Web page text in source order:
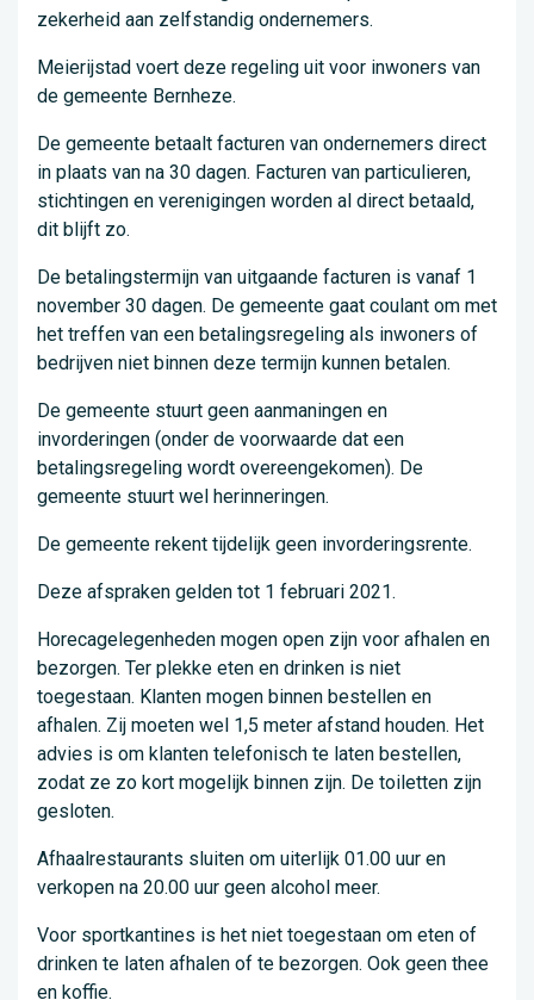
zekerheid aan zelfstandig ondernemers.
Meierijstad voert deze regeling uit voor inwoners van
de gemeente Bernheze.
De gemeente betaalt facturen van ondernemers direct
in plaats van na 30 dagen. Facturen van particulieren,
stichtingen en verenigingen worden al direct betaald,
dit blijft zo.
De betalingstermijn van uitgaande facturen is vanaf 1
november 30 dagen. De gemeente gaat coulant om met
het treffen van een betalingsregeling als inwoners of
bedrijven niet binnen deze termijn kunnen betalen.
De gemeente stuurt geen aanmaningen en
invorderingen (onder de voorwaarde dat een
betalingsregeling wordt overeengekomen). De
gemeente stuurt wel herinneringen.
De gemeente rekent tijdelijk geen invorderingsrente.
Deze afspraken gelden tot 1 februari 2021.
Horecagelegenheden mogen open zijn voor afhalen en
bezorgen. Ter plekke eten en drinken is niet
toegestaan. Klanten mogen binnen bestellen en
afhalen. Zij moeten wel 1,5 meter afstand houden. Het
advies is om klanten telefonisch te laten bestellen,
zodat ze zo kort mogelijk binnen zijn. De toiletten zijn
gesloten.
Afhaalrestaurants sluiten om uiterlijk 01.00 uur en
verkopen na 20.00 uur geen alcohol meer.
Voor sportkantines is het niet toegestaan om eten of
drinken te laten afhalen of te bezorgen. Ook geen thee
en koffie.